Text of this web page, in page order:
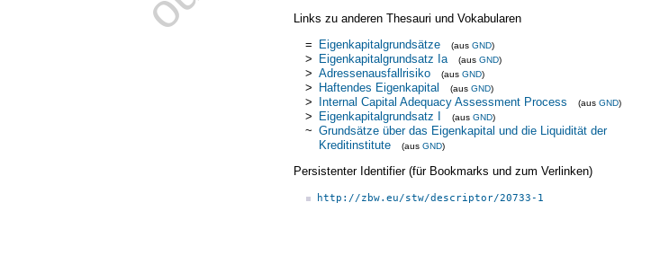
Links zu anderen Thesauri und Vokabularen
= Eigenkapitalgrundsätze (aus GND)
> Eigenkapitalgrundsatz Ia (aus GND)
> Adressenausfallrisiko (aus GND)
> Haftendes Eigenkapital (aus GND)
> Internal Capital Adequacy Assessment Process (aus GND)
> Eigenkapitalgrundsatz I (aus GND)
~ Grundsätze über das Eigenkapital und die Liquidität der
Kreditinstitute
(aus GND)
Persistenter Identifier (für Bookmarks und zum Verlinken)
http://zbw.eu/stw/descriptor/20733-1